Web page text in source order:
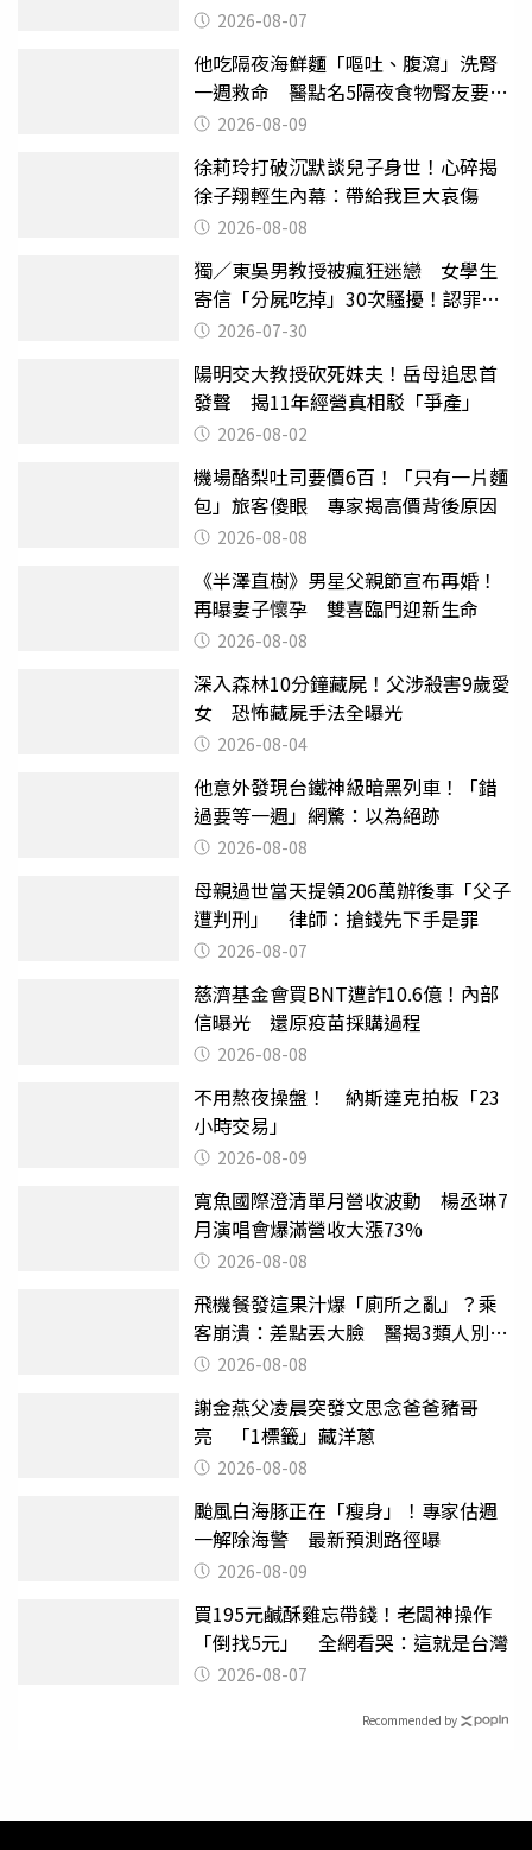
2026-08-07
他吃隔夜海鮮麵「嘔吐、腹瀉」洗腎
一週救命 醫點名5隔夜食物腎友要注
意 2026-08-09
徐莉玲打破沉默談兒子身世！心碎揭
徐子翔輕生內幕：帶給我巨大哀傷
2026-08-08
獨／東吳男教授被瘋狂迷戀 女學生
寄信「分屍吃掉」30次騷擾！認罪免
關 2026-07-30
陽明交大教授砍死妹夫！岳母追思首
發聲 揭11年經營真相駁「爭產」
2026-08-02
機場酪梨吐司要價6百！「只有一片麵
包」旅客傻眼 專家揭高價背後原因
2026-08-08
《半澤直樹》男星父親節宣布再婚！
再曝妻子懷孕 雙喜臨門迎新生命
2026-08-08
深入森林10分鐘藏屍！父涉殺害9歲愛
女 恐怖藏屍手法全曝光
2026-08-04
他意外發現台鐵神級暗黑列車！「錯
過要等一週」網驚：以為絕跡
2026-08-08
母親過世當天提領206萬辦後事「父子
遭判刑」 律師：搶錢先下手是罪
2026-08-07
慈濟基金會買BNT遭詐10.6億！內部
信曝光 還原疫苗採購過程
2026-08-08
不用熬夜操盤！ 納斯達克拍板「23
小時交易」
2026-08-09
寬魚國際澄清單月營收波動 楊丞琳7
月演唱會爆滿營收大漲73%
2026-08-08
飛機餐發這果汁爆「廁所之亂」？乘
客崩潰：差點丟大臉 醫揭3類人別亂
喝 2026-08-08
謝金燕父凌晨突發文思念爸爸豬哥
亮 「1標籤」藏洋蔥
2026-08-08
颱風白海豚正在「瘦身」！專家估週
一解除海警 最新預測路徑曝
2026-08-09
買195元鹹酥雞忘帶錢！老闆神操作
「倒找5元」 全網看哭：這就是台灣
2026-08-07
Recommended by